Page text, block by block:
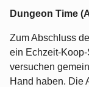
Dungeon Time
Zum Abschluss
ein Echzeit-
versuchen
Hand haben. Die